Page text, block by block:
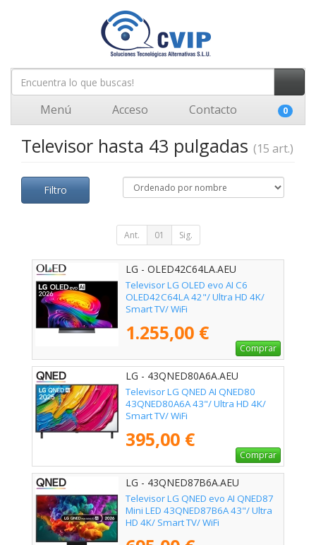
Menú Acceso Contacto 0
Televisor hasta 43 pulgadas (15 art.)
Filtro
Ant. 01 Sig.
LG - OLED42C64LA.AEU
Televisor LG OLED evo AI C6
OLED42C64LA 42"/ Ultra HD 4K/
Smart TV/ WiFi
1.255,00 €
Comprar
LG - 43QNED80A6A.AEU
Televisor LG QNED AI QNED80
43QNED80A6A 43"/ Ultra HD 4K/
Smart TV/ WiFi
395,00 €
Comprar
LG - 43QNED87B6A.AEU
Televisor LG QNED evo AI QNED87
Mini LED 43QNED87B6A 43"/ Ultra
HD 4K/ Smart TV/ WiFi